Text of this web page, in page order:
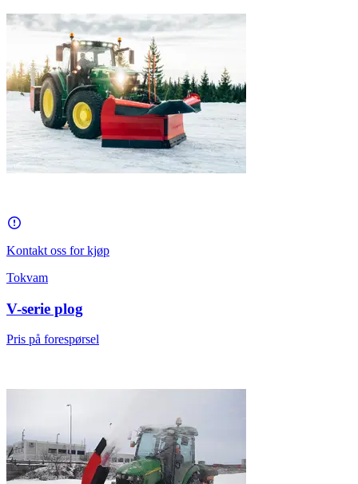
Kontakt oss for kjøp
Tokvam
V-serie plog
Pris på forespørsel